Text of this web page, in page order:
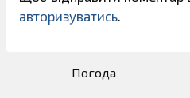
авторизуватись.
Погода